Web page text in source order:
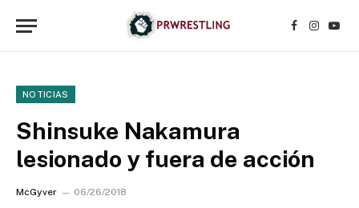
Facebook
NOTICIAS
Shinsuke Nakamura
lesionado y fuera de acción
McGyver 06/26/2018